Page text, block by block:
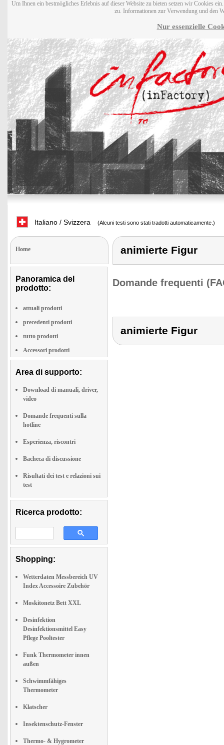
Um Ihnen ein bestmögliches Erlebnis auf dieser Website zu bieten setzen wir Cookies
zu. Informationen zur Verwendung und den
Nur essenzielle
Italiano / Svizzera (Alcuni testi sono stati tradotti automaticamente.)
Home
Panoramica del
prodotto:
attuali prodotti
precedenti prodotti
tutto prodotti
Accessori prodotti
Area di supporto:
Download di manuali, driver,
video
Domande frequenti sulla
hotline
Esperienza, riscontri
Bacheca di discussione
Risultati dei test e relazioni sui
test
Ricerca prodotto:
Shopping:
Wetterdaten Messbereich UV
Index Accessoire Zubehör
Moskitonetz Bett XXL
Desinfektion
Desinfektionsmittel Easy
Pflege Pooltester
Funk Thermometer innen
außen
Schwimmfähiges
Thermometer
Klatscher
Insektenschutz-Fenster
Thermo- & Hygrometer
animierte Figur
Domande frequenti
animierte Figur